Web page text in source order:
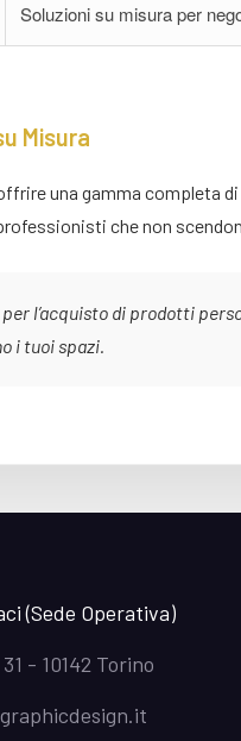
Soluzioni su misura per
Misura
una gamma
che non
per l’acquisto di prodotti
i tuoi spazi.
(Sede Operativa)
- 10142 Torino